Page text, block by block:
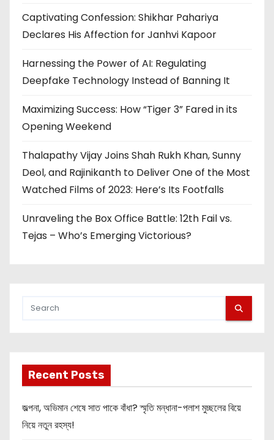
Captivating Confession: Shikhar Pahariya
Declares His Affection for Janhvi Kapoor
Harnessing the Power of AI: Regulating
Deepfake Technology Instead of Banning It
Maximizing Success: How “Tiger 3” Fared in its
Opening Weekend
Thalapathy Vijay Joins Shah Rukh Khan, Sunny
Deol, and Rajinikanth to Deliver One of the Most
Watched Films of 2023: Here’s Its Footfalls
Unraveling the Box Office Battle: 12th Fail vs.
Tejas – Who’s Emerging Victorious?
Recent Posts
জল্পনা, অভিমান শেষে সাত পাকে বাঁধা? স্মৃতি মন্ধানা-পলাশ মুচ্ছলের বিয়ে
নিয়ে নতুন রহস্য!